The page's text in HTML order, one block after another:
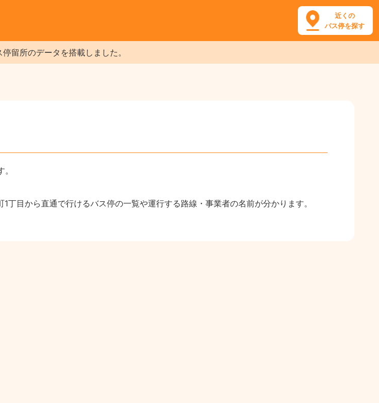
近くの
バス停を探す
留所のデータを搭載しました。
目から直通で行けるバス停の一覧や運行する路線・事業者の名前が分かります。